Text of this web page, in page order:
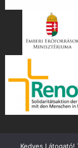
Kedves